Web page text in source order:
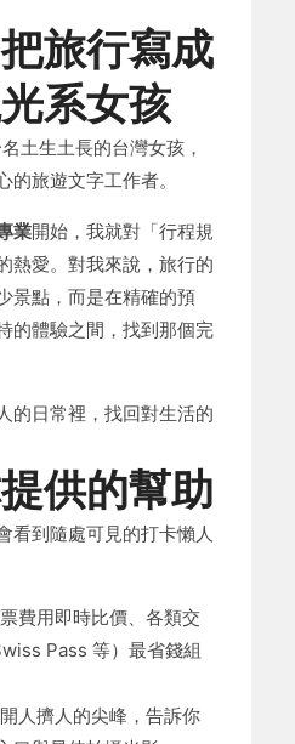
旅行寫成
系女孩
土生土長的台灣女孩，
旅遊文字工作者。
業開始，我就對「行程規
熱愛。對我來說，旅行的
景點，而是在精確的預
的體驗之間，找到那個完
的日常裡，找回對生活的
供的幫助
看到隨處可見的打卡懶人
費用即時比價、各類交
Pass 等）最省錢組
人擠人的尖峰，告訴你